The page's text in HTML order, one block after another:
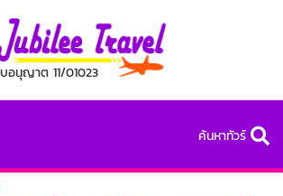
บอนุญาต 11/01023
ค้นหาทัวร์